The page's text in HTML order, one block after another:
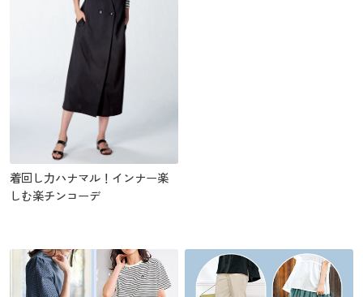
着回し力ハナマル！インナー楽
しむ楽チンコーデ